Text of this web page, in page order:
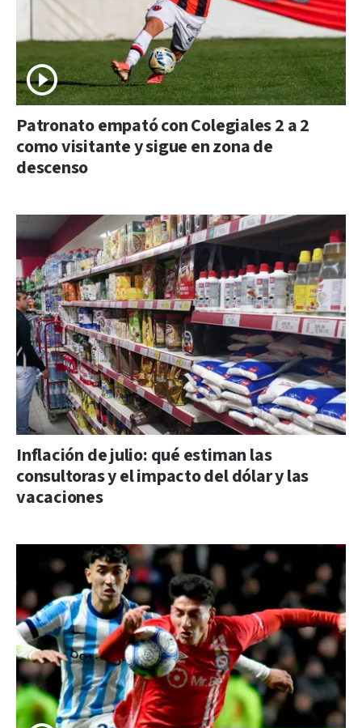
Patronato empató con Colegiales 2 a 2
como visitante y sigue en zona de
descenso
Inflación de julio: qué estiman las
consultoras y el impacto del dólar y las
vacaciones